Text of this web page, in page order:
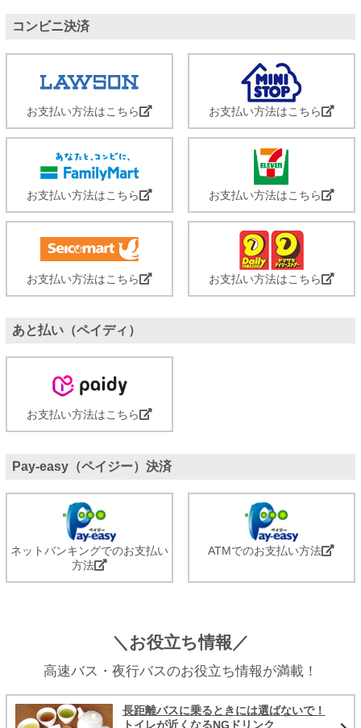
コンビニ決済
お支払い方法はこちら お支払い方法はこちら
お支払い方法はこちら お支払い方法はこちら
お支払い方法はこちら お支払い方法はこちら
あと払い（ペイディ）
お支払い方法はこちら
Pay-easy（ペイジー）決済
ネットバンキングでのお支払い
方法
ATMでのお支払い方法
＼お役立ち情報／
高速バス・夜行バスのお役立ち情報が満載！
長距離バスに乗るときには選ばないで！
トイレが近くなるNGドリンク